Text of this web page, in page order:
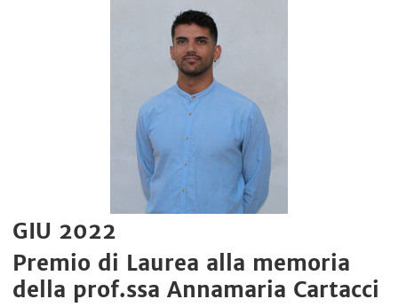
GIU 2022
Premio di Laurea alla memoria
della prof.ssa Annamaria Cartacci